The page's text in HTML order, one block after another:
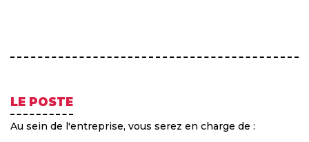
LE POSTE
Au sein de l'entreprise, vous serez en charge de :